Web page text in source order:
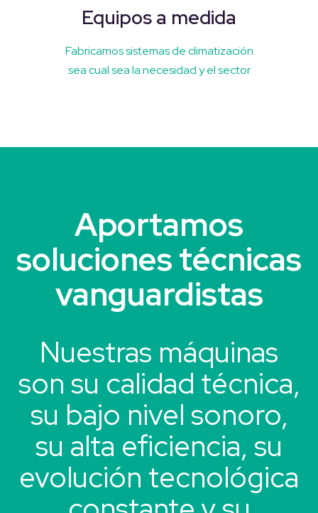
Equipos a medida
Fabricamos sistemas de climatización
sea cual sea la necesidad y el sector
Aportamos
soluciones técnicas
vanguardistas
Nuestras máquinas
son su calidad técnica,
su bajo nivel sonoro,
su alta eficiencia, su
evolución tecnológica